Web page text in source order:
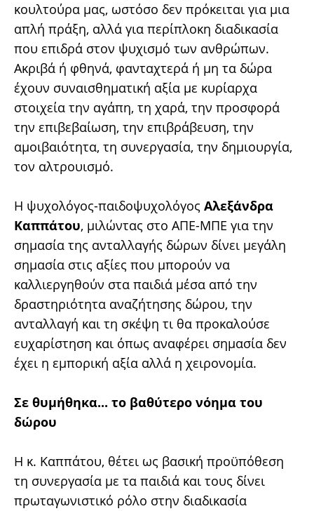
κουλτούρα μας, ωστόσο δεν πρόκειται για μια
απλή πράξη, αλλά για περίπλοκη διαδικασία
που επιδρά στον ψυχισμό των ανθρώπων.
Ακριβά ή φθηνά, φανταχτερά ή μη τα δώρα
έχουν συναισθηματική αξία με κυρίαρχα
στοιχεία την αγάπη, τη χαρά, την προσφορά
την επιβεβαίωση, την επιβράβευση, την
αμοιβαιότητα, τη συνεργασία, την δημιουργία,
τον αλτρουισμό.
Η ψυχολόγος-παιδοψυχολόγος Αλεξάνδρα
Καππάτου, μιλώντας στο ΑΠΕ-ΜΠΕ για την
σημασία της ανταλλαγής δώρων δίνει μεγάλη
σημασία στις αξίες που μπορούν να
καλλιεργηθούν στα παιδιά μέσα από την
δραστηριότητα αναζήτησης δώρου, την
ανταλλαγή και τη σκέψη τι θα προκαλούσε
ευχαρίστηση και όπως αναφέρει σημασία δεν
έχει η εμπορική αξία αλλά η χειρονομία.
Σε θυμήθηκα... το βαθύτερο νόημα του
δώρου
Η κ. Καππάτου, θέτει ως βασική προϋπόθεση
τη συνεργασία με τα παιδιά και τους δίνει
πρωταγωνιστικό ρόλο στην διαδικασία